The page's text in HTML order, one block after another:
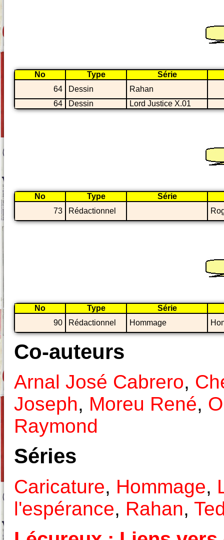
No Type
Série
64
Dessin
Rahan
64
Dessin Lord Justice X.01
No Type
Série
73
Rédactionnel
No Type
Série
90
Rédactionnel Hommage
Co-auteurs
Arnal José Cabrero,
Joseph, Moreu René,
Raymond
Séries
Caricature, Hommage,
l'espérance, Rahan,